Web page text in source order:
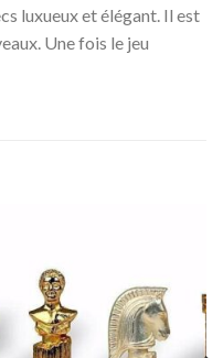
luxueux et élégant. Il est
Une fois le jeu